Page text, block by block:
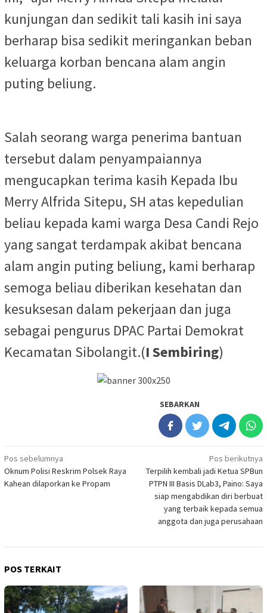
kunjungan dan sedikit tali kasih ini saya
berharap bisa sedikit meringankan beban
keluarga korban bencana alam angin
puting beliung.
Salah seorang warga penerima bantuan
tersebut dalam penyampaiannya
mengucapkan terima kasih Kepada Ibu
Merry Alfrida Sitepu, SH atas kepedulian
beliau kepada kami warga Desa Candi Rejo
yang sangat terdampak akibat bencana
alam angin puting beliung, kami berharap
semoga beliau diberikan kesehatan dan
kesuksesan dalam pekerjaan dan juga
sebagai pengurus DPAC Partai Demokrat
Kecamatan Sibolangit.(I Sembiring)
SEBARKAN
Navigasi
pos
Pos sebelumnya
Oknum Polisi Reskrim Polsek Raya
Kahean dilaporkan ke Propam
Pos berikutnya
Terpilih kembali jadi Ketua SPBun
PTPN III Basis DLab3, Paino: Saya
siap mengabdikan diri berbuat
yang terbaik kepada semua
anggota dan juga perusahaan
POS TERKAIT